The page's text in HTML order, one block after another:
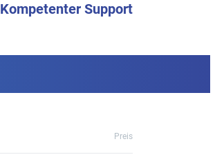
Kompetenter Support
Preis